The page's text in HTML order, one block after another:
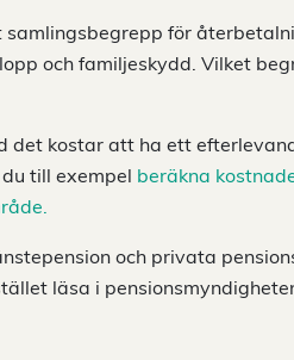
för
och familjeskydd. Vilket
det kostar att ha ett
till exempel beräkna
och privata
läsa i